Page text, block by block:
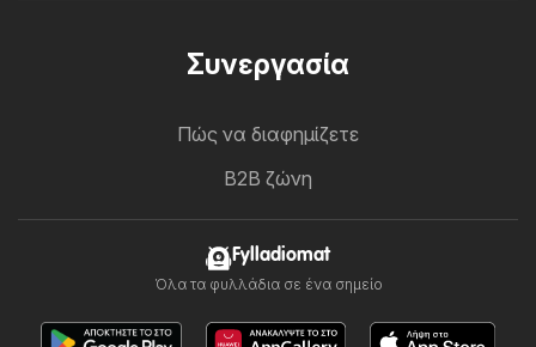
Συνεργασία
Πώς να διαφημίζετε
B2B ζώνη
Fylladiomat
Όλα τα φυλλάδια σε ένα σημείο